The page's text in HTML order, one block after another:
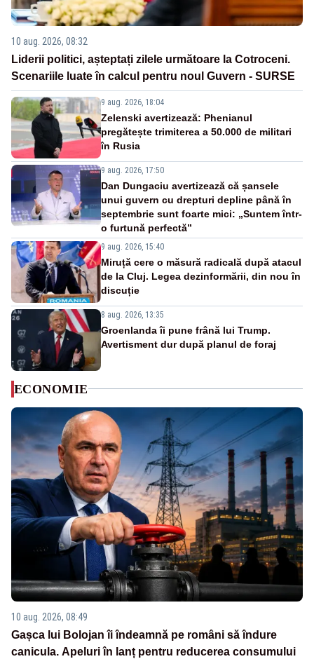
10 aug. 2026, 08:32
Liderii politici, așteptați zilele următoare la Cotroceni.
Scenariile luate în calcul pentru noul Guvern - SURSE
9 aug. 2026, 18:04
Zelenski avertizează: Phenianul
pregătește trimiterea a 50.000 de militari
în Rusia
9 aug. 2026, 17:50
Dan Dungaciu avertizează că șansele
unui guvern cu drepturi depline până în
septembrie sunt foarte mici: „Suntem într-
o furtună perfectă”
9 aug. 2026, 15:40
Miruță cere o măsură radicală după atacul
de la Cluj. Legea dezinformării, din nou în
discuție
8 aug. 2026, 13:35
Groenlanda îi pune frână lui Trump.
Avertisment dur după planul de foraj
ECONOMIE
10 aug. 2026, 08:49
Gașca lui Bolojan îi îndeamnă pe români să îndure
canicula. Apeluri în lanț pentru reducerea consumului